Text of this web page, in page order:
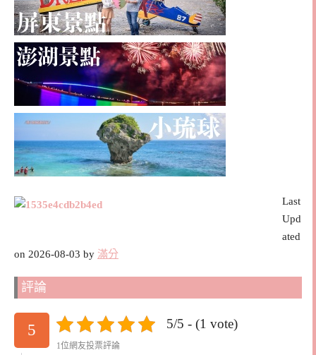
Last
Upd
ated
on 2026-08-03 by 滿分
評論
5 5/5 - (1 vote)
1位網友投票評論